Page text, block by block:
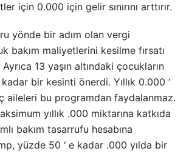
için 0.000 için gelir sınırını arttırır.
yönde bir adım olan vergi
bakım maliyetlerini kesilme fırsatı
13 yaşın altındaki çocukların
bir kesinti önerdi. Yıllık 0.000 ‘
aileleri bu programdan faydalanmaz.
yıllık .000 miktarına katkıda
bakım tasarrufu hesabına
yüzde 50 ‘ e kadar .000 yılda bir